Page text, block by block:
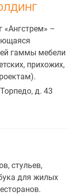
«Ангстрем» –
гаммы мебели
прихожих,
д. 43
стульев,
для жилых